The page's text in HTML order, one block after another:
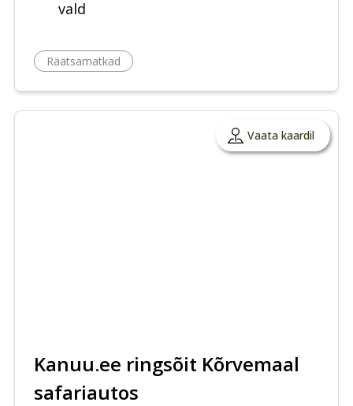
vald
Räätsamatkad
Vaata kaardil
Kanuu.ee ringsõit Kõrvemaal
safariautos